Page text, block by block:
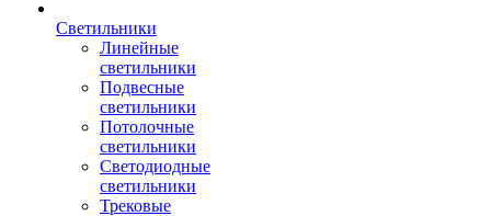
Светильники
Линейные
светильники
Подвесные
светильники
Потолочные
светильники
Светодиодные
светильники
Трековые